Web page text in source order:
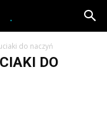
do naczyń
DO